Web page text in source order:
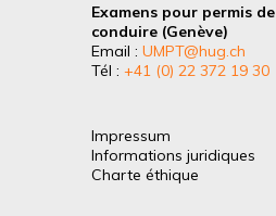
Examens pour permis de
conduire (Genève)
Email : UMPT@hug.ch
Tél : +41 (0) 22 372 19 30
Impressum
Informations juridiques
Charte éthique